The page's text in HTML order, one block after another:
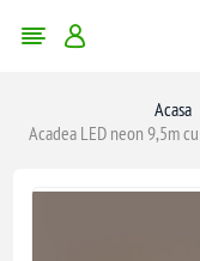
Acasa
Acadea LED neon 9,5m